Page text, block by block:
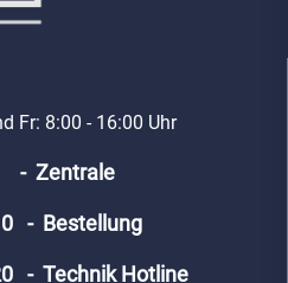
Fr: 8:00 - 16:00 Uhr
- Zentrale
- Bestellung
- Technik Hotline